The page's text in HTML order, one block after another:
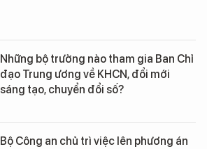
Những bộ trưởng nào tham gia Ban Chỉ
đạo Trung ương về KHCN, đổi mới
sáng tạo, chuyển đổi số?
Bộ Công an chủ trì việc lên phương án